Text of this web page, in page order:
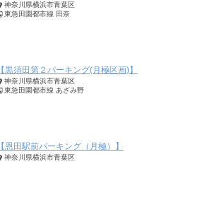
神奈川県横浜市青葉区
東急田園都市線 田奈
【黒須田第２パーキング(月極区画)】
神奈川県横浜市青葉区
東急田園都市線 あざみ野
【恩田駅前パーキング（月極）】
神奈川県横浜市青葉区